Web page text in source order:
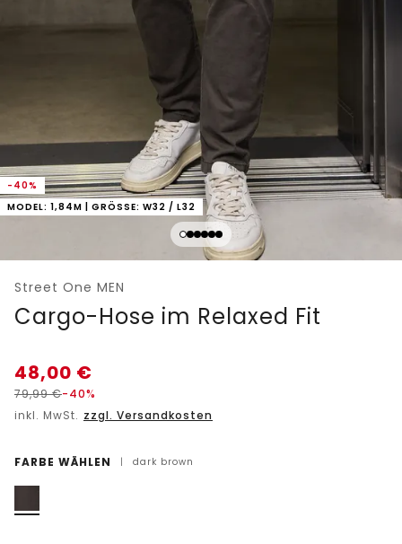
-40%
MODEL: 1,84M | GRÖSSE: W32 / L32
Street One MEN
Cargo-Hose im Relaxed Fit
48,00 €
79,99€-40%
inkl. MwSt. zzgl. Versandkosten
FARBE WÄHLEN | dark brown